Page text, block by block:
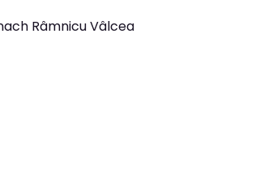
Râmnicu Vâlcea